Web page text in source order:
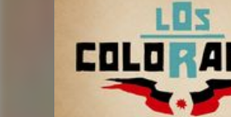
ПУБЛІКАЦІЇ